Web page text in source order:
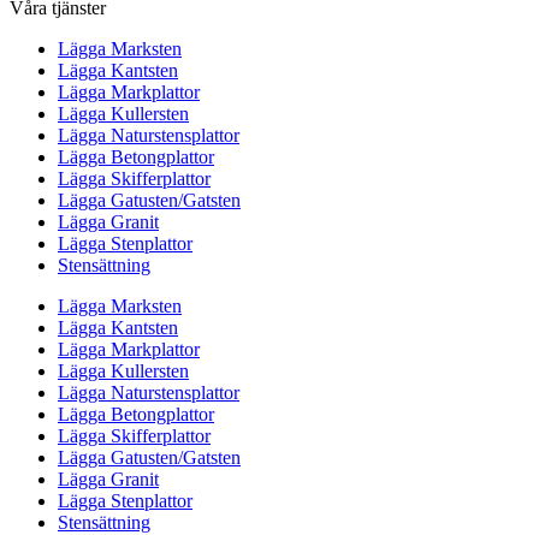
Våra tjänster
Lägga Marksten
Lägga Kantsten
Lägga Markplattor
Lägga Kullersten
Lägga Naturstensplattor
Lägga Betongplattor
Lägga Skifferplattor
Lägga Gatusten/Gatsten
Lägga Granit
Lägga Stenplattor
Stensättning
Lägga Marksten
Lägga Kantsten
Lägga Markplattor
Lägga Kullersten
Lägga Naturstensplattor
Lägga Betongplattor
Lägga Skifferplattor
Lägga Gatusten/Gatsten
Lägga Granit
Lägga Stenplattor
Stensättning